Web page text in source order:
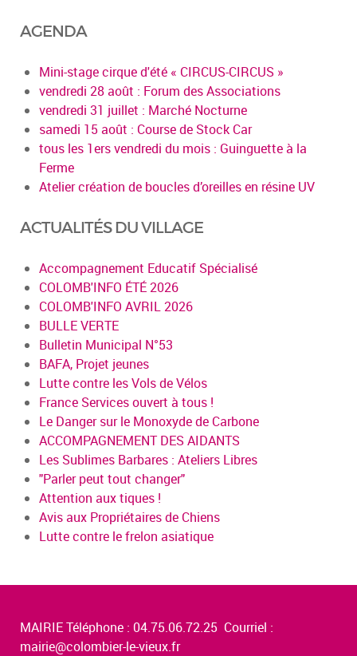
AGENDA
Mini-stage cirque d'été « CIRCUS-CIRCUS »
vendredi 28 août : Forum des Associations
vendredi 31 juillet : Marché Nocturne
samedi 15 août : Course de Stock Car
tous les 1ers vendredi du mois : Guinguette à la
Ferme
Atelier création de boucles d’oreilles en résine UV
ACTUALITÉS DU VILLAGE
Accompagnement Educatif Spécialisé
COLOMB'INFO ÉTÉ 2026
COLOMB'INFO AVRIL 2026
BULLE VERTE
Bulletin Municipal N°53
BAFA, Projet jeunes
Lutte contre les Vols de Vélos
France Services ouvert à tous !
Le Danger sur le Monoxyde de Carbone
ACCOMPAGNEMENT DES AIDANTS
Les Sublimes Barbares : Ateliers Libres
"Parler peut tout changer"
Attention aux tiques !
Avis aux Propriétaires de Chiens
Lutte contre le frelon asiatique
MAIRIE Téléphone : 04.75.06.72.25 Courriel :
mairie@colombier-le-vieux.fr